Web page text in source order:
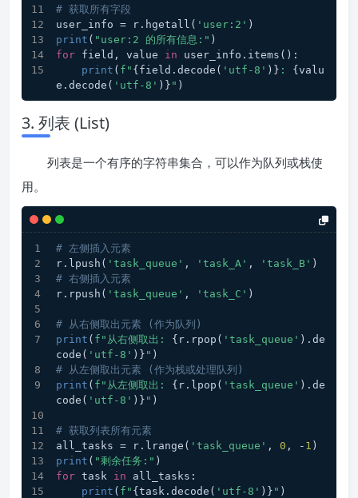
# 获取所有字段
user_info = r.hgetall( 'user:2' )
print ( "user:2 的所有信息:" )
for field, value in user_info.items():
print ( f" {field.decode( 'utf-8' )} : {valu
e.decode( 'utf-8' )} " )
3. 列表 (List)
列表是一个有序的字符串集合，可以作为队列或栈使
用。
# 左侧插入元素
r.lpush( 'task_queue' , 'task_A' , 'task_B' )
# 右侧插入元素
r.rpush( 'task_queue' , 'task_C' )
# 从右侧取出元素 (作为队列)
print ( f"从右侧取出: {r.rpop( 'task_queue' ).de
code( 'utf-8' )} " )
# 从左侧取出元素 (作为栈或处理队列)
print ( f"从左侧取出: {r.lpop( 'task_queue' ).de
code( 'utf-8' )} " )
# 获取列表所有元素
all_tasks = r.lrange( 'task_queue' , 0 , - 1 )
print ( "剩余任务:" )
for task in all_tasks:
print ( f" {task.decode( 'utf-8' )} " )